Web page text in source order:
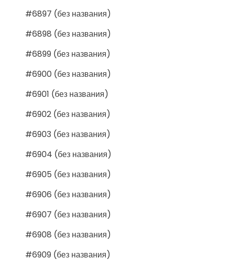
#6897 (без названия)
#6898 (без названия)
#6899 (без названия)
#6900 (без названия)
#6901 (без названия)
#6902 (без названия)
#6903 (без названия)
#6904 (без названия)
#6905 (без названия)
#6906 (без названия)
#6907 (без названия)
#6908 (без названия)
#6909 (без названия)